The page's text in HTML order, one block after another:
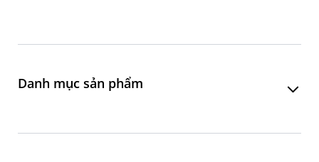
Danh mục sản phẩm